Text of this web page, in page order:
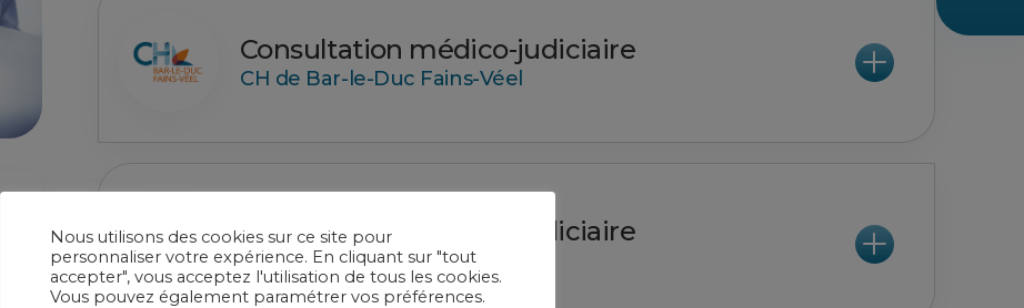
Consultation médico-judiciaire
CH de Bar-le-Duc Fains-Véel
Consultation médico-judiciaire
CH de Verdun Saint-Mihiel
Nous utilisons des cookies sur ce site pour
personnaliser votre expérience. En cliquant sur "tout
accepter", vous acceptez l'utilisation de tous les cookies.
Vous pouvez également paramétrer vos préférences.